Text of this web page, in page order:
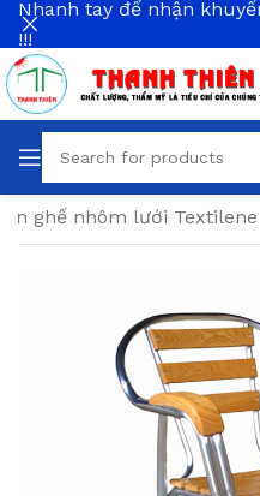
ghế nhôm lưới Textilene
Nhanh tay để nhận
!!!